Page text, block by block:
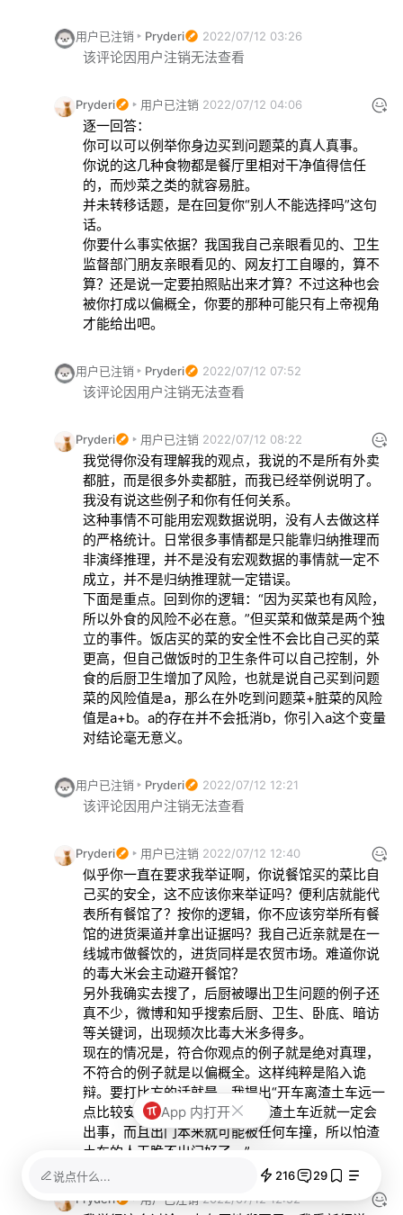
用户已注销 Pryderi 2022/07/12 03:26
该评论因用户注销无法查看
Pryderi 用户已注销 2022/07/12 04:06
逐一回答：
你可以可以例举你身边买到问题菜的真人真事。
你说的这几种食物都是餐厅里相对干净值得信任
的，而炒菜之类的就容易脏。
并未转移话题，是在回复你“别人不能选择吗”这句
话。
你要什么事实依据？我国我自己亲眼看见的、卫生
监督部门朋友亲眼看见的、网友打工自曝的，算不
算？还是说一定要拍照贴出来才算？不过这种也会
被你打成以偏概全，你要的那种可能只有上帝视角
才能给出吧。
用户已注销 Pryderi 2022/07/12 07:52
该评论因用户注销无法查看
Pryderi 用户已注销 2022/07/12 08:22
我觉得你没有理解我的观点，我说的不是所有外卖
都脏，而是很多外卖都脏，而我已经举例说明了。
我没有说这些例子和你有任何关系。
这种事情不可能用宏观数据说明，没有人去做这样
的严格统计。日常很多事情都是只能靠归纳推理而
非演绎推理，并不是没有宏观数据的事情就一定不
成立，并不是归纳推理就一定错误。
下面是重点。回到你的逻辑：“因为买菜也有风险，
所以外食的风险不必在意。”但买菜和做菜是两个独
立的事件。饭店买的菜的安全性不会比自己买的菜
更高，但自己做饭时的卫生条件可以自己控制，外
食的后厨卫生增加了风险，也就是说自己买到问题
菜的风险值是a，那么在外吃到问题菜+脏菜的风险
值是a+b。a的存在并不会抵消b，你引入a这个变量
对结论毫无意义。
用户已注销 Pryderi 2022/07/12 12:21
该评论因用户注销无法查看
Pryderi 用户已注销 2022/07/12 12:40
似乎你一直在要求我举证啊，你说餐馆买的菜比自
己买的安全，这不应该你来举证吗？便利店就能代
表所有餐馆了？按你的逻辑，你不应该穷举所有餐
馆的进货渠道并拿出证据吗？我自己近亲就是在一
线城市做餐饮的，进货同样是农贸市场。难道你说
的毒大米会主动避开餐馆？
另外我确实去搜了，后厨被曝出卫生问题的例子还
真不少，微博和知乎搜索后厨、卫生、卧底、暗访
等关键词，出现频次比毒大米多得多。
现在的情况是，符合你观点的例子就是绝对真理，
不符合的例子就是以偏概全。这样纯粹是陷入诡
辩。要打比方的话就是，我提出“开车离渣土车远一
点比较安全”，你说“无法证明离渣土车近就一定会
出事，而且出门本来就可能被任何车撞，所以怕渣
土车的人干脆不出门好了。”
Pryderi 用户已注销 2022/07/12 12:52
说点什么... 216 29
App 内打开